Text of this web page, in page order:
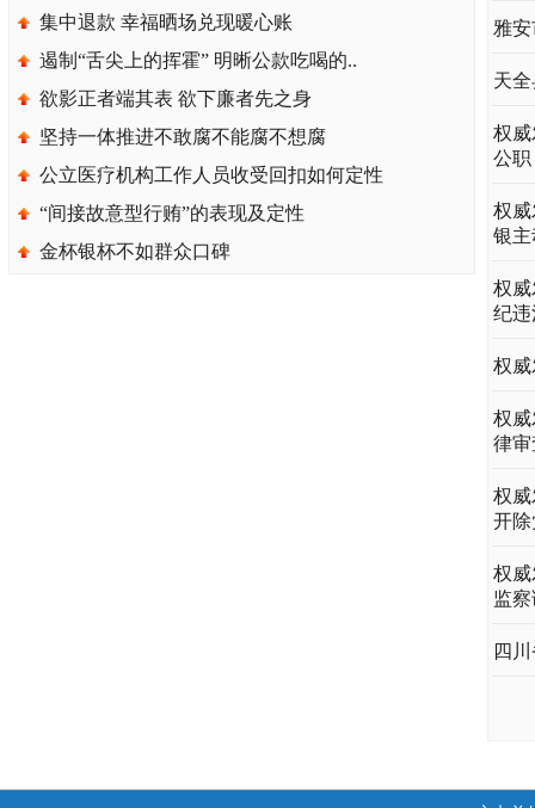
集中退款 幸福晒场兑现暖心账
遏制“舌尖上的挥霍” 明晰公款吃喝的..
欲影正者端其表 欲下廉者先之身
坚持一体推进不敢腐不能腐不想腐
公立医疗机构工作人员收受回扣如何定性
“间接故意型行贿”的表现及定性
金杯银杯不如群众口碑
雅
天
权
公职
权
银
权
纪
权
权
律
权
开
权
监
四